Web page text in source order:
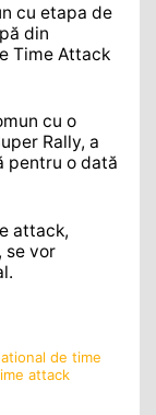
cu etapa de
din
Time Attack
cu o
Rally, a
pentru o dată
attack,
se vor
de time
attack